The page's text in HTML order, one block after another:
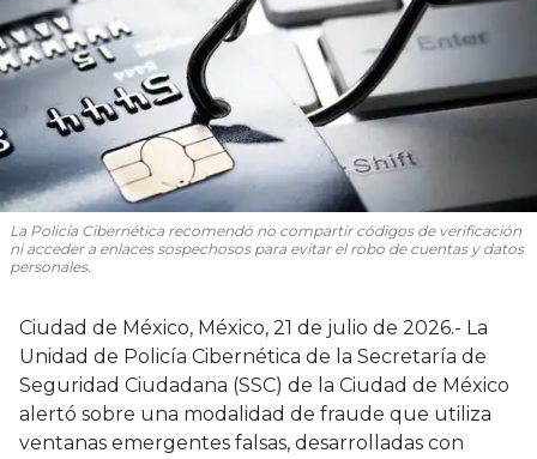
La Policía Cibernética recomendó no compartir códigos de verificación
ni acceder a enlaces sospechosos para evitar el robo de cuentas y datos
personales.
Ciudad de México, México, 21 de julio de 2026.- La
Unidad de Policía Cibernética de la Secretaría de
Seguridad Ciudadana (SSC) de la Ciudad de México
alertó sobre una modalidad de fraude que utiliza
ventanas emergentes falsas, desarrolladas con